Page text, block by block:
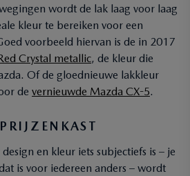
wordt de lak laag voor laag
kleur te bereiken voor een
voorbeeld hiervan is de in 2017
Crystal metallic, de kleur die
Of de gloednieuwe lakkleur
de vernieuwde Mazda CX-5.
en kleur iets subjectiefs is – je
is voor iedereen anders – wordt